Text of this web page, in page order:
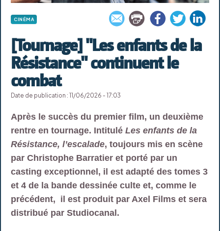
CINÉMA
[Tournage] "Les enfants de la
Résistance" continuent le
combat
Date de publication : 11/06/2026 - 17:03
Après le succès du premier film, un deuxième
rentre en tournage. IntituléLes enfants de la
Résistance, l’escalade, toujours mis en scène
par Christophe Barratier et porté par un
casting exceptionnel, il est adapté des tomes 3
et 4 de la bande dessinée culte et, comme le
précédent, il est produit par Axel Films et sera
distribué par Studiocanal.